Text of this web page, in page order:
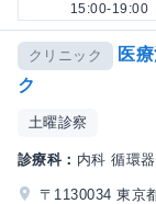
15:00-19:00
クリニック
医
ク
土曜診察
診療科： 内科 循環
〒1130034 東京